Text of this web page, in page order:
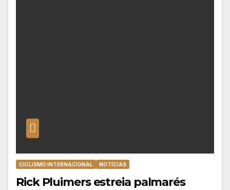
CICLISMO INTERNACIONAL NOTÍCIAS
Rick Pluimers estreia palmarés